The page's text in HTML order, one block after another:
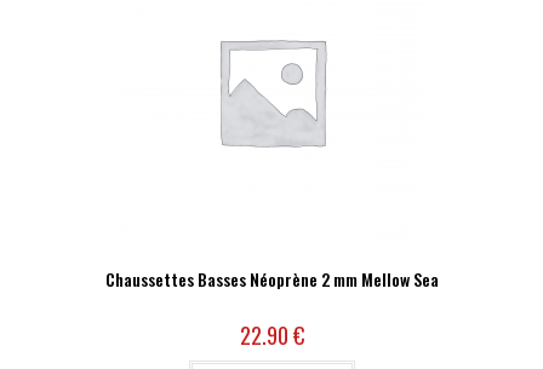
Chaussettes Basses Néoprène 2 mm Mellow Sea
22.90€